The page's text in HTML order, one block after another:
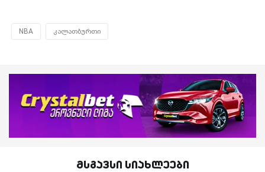
NBA კალათბურთი
მსგავსი სიახლეები